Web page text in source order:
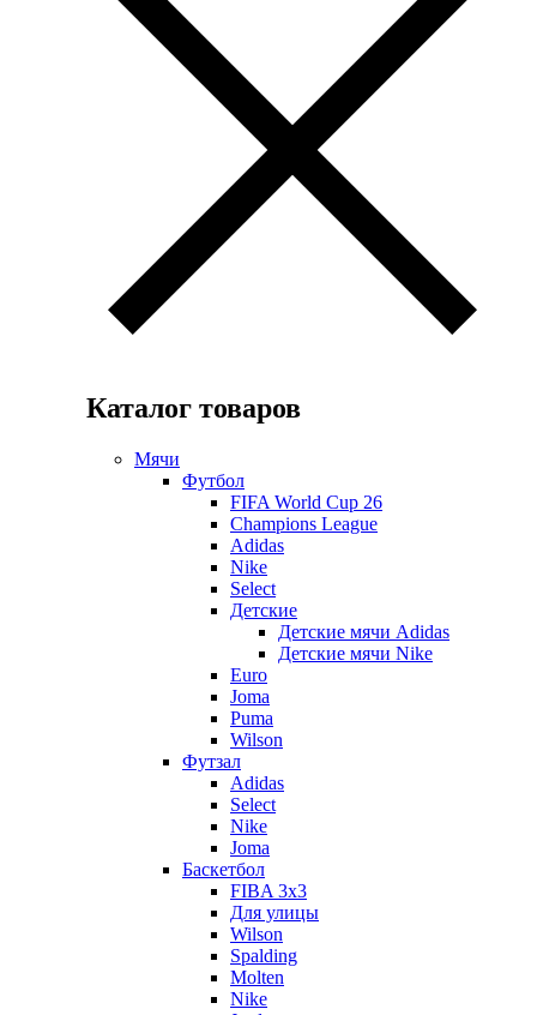
Каталог товаров
Мячи
Футбол
FIFA World Cup 26
Champions League
Adidas
Nike
Select
Детские
Детские мячи Adidas
Детские мячи Nike
Euro
Joma
Puma
Wilson
Футзал
Adidas
Select
Nike
Joma
Баскетбол
FIBA 3x3
Для улицы
Wilson
Spalding
Molten
Nike